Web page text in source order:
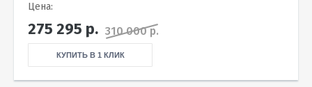
Цена:
275 295 р. 310 000 р.
КУПИТЬ В 1 КЛИК